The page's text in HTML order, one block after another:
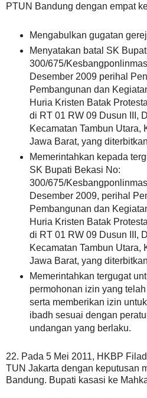
PTUN Bandung dengan empat
Mengabulkan gugatan
Menyatakan batal SK
300/675/
Desember 2009 perihal
Pembangunan dan
Huria Kristen Batak
di RT 01 RW 09 Dusun III,
Kecamatan Tambun Utara,
Jawa Barat, yang
Memerintahkan kepada
SK Bupati Bekasi No:
300/675/
Desember 2009, perihal
Pembangunan dan
Huria Kristen Batak
di RT 01 RW 09 Dusun III,
Kecamatan Tambun Utara,
Jawa Barat, yang
Memerintahkan tergugat
permohonan izin yang
serta memberikan izin
ibadh sesuai dengan
undangan yang berlaku.
22. Pada 5 Mei 2011, HKBP
TUN Jakarta dengan keputusan
Bandung. Bupati kasasi ke